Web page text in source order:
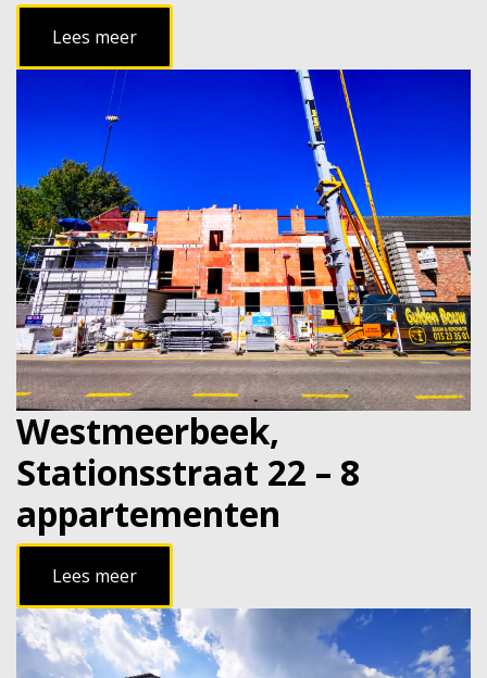
Lees meer
Westmeerbeek,
Stationsstraat 22 – 8
appartementen
Lees meer